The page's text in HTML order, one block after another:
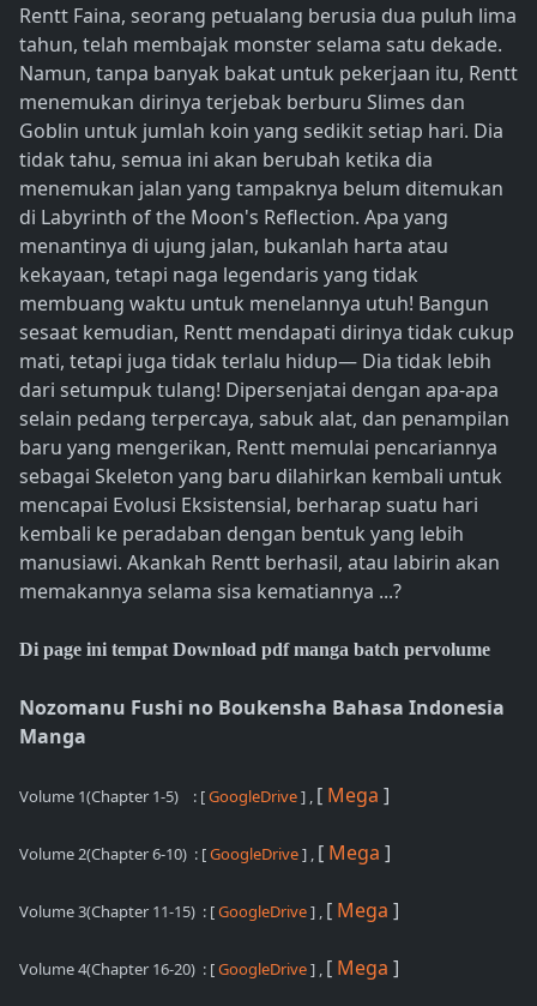
Rentt Faina, seorang petualang berusia dua puluh lima
tahun, telah membajak monster selama satu dekade.
Namun, tanpa banyak bakat untuk pekerjaan itu, Rentt
menemukan dirinya terjebak berburu Slimes dan
Goblin untuk jumlah koin yang sedikit setiap hari. Dia
tidak tahu, semua ini akan berubah ketika dia
menemukan jalan yang tampaknya belum ditemukan
di Labyrinth of the Moon's Reflection. Apa yang
menantinya di ujung jalan, bukanlah harta atau
kekayaan, tetapi naga legendaris yang tidak
membuang waktu untuk menelannya utuh! Bangun
sesaat kemudian, Rentt mendapati dirinya tidak cukup
mati, tetapi juga tidak terlalu hidup— Dia tidak lebih
dari setumpuk tulang! Dipersenjatai dengan apa-apa
selain pedang terpercaya, sabuk alat, dan penampilan
baru yang mengerikan, Rentt memulai pencariannya
sebagai Skeleton yang baru dilahirkan kembali untuk
mencapai Evolusi Eksistensial, berharap suatu hari
kembali ke peradaban dengan bentuk yang lebih
manusiawi. Akankah Rentt berhasil, atau labirin akan
memakannya selama sisa kematiannya ...?
Di page ini tempat Download pdf manga batch pervolume
Nozomanu Fushi no Boukensha Bahasa Indonesia
Manga
Volume 1(Chapter 1-5) : [GoogleDrive] , [ Mega ]
Volume 2(Chapter 6-10) : [GoogleDrive] , [ Mega ]
Volume 3(Chapter 11-15) : [GoogleDrive] , [ Mega ]
Volume 4(Chapter 16-20) : [GoogleDrive] , [ Mega ]